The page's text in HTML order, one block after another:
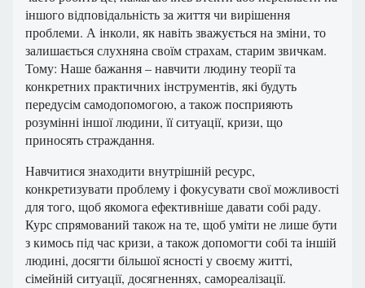
іншого відповідальність за життя чи вирішення
проблеми. А інколи, як навіть зважується на зміни, то
залишається слухняна своїм страхам, старим звичкам.
Тому: Наше бажання – навчити людину теорії та
конкретних практичних інструментів, які будуть
передусім самодопомогою, а також посприяють
розумінні іншої людини, її ситуації, кризи, що
приносять страждання.
Навчитися знаходити внутрішній ресурс,
конкретизувати проблему і фокусувати свої можливості
для того, щоб якомога ефективніше давати собі раду.
Курс спрямований також на те, щоб уміти не лише бути
з кимось під час кризи, а також допомогти собі та іншій
людині, досягти більшої ясності у своєму житті,
сімейній ситуації, досягненнях, самореалізації.